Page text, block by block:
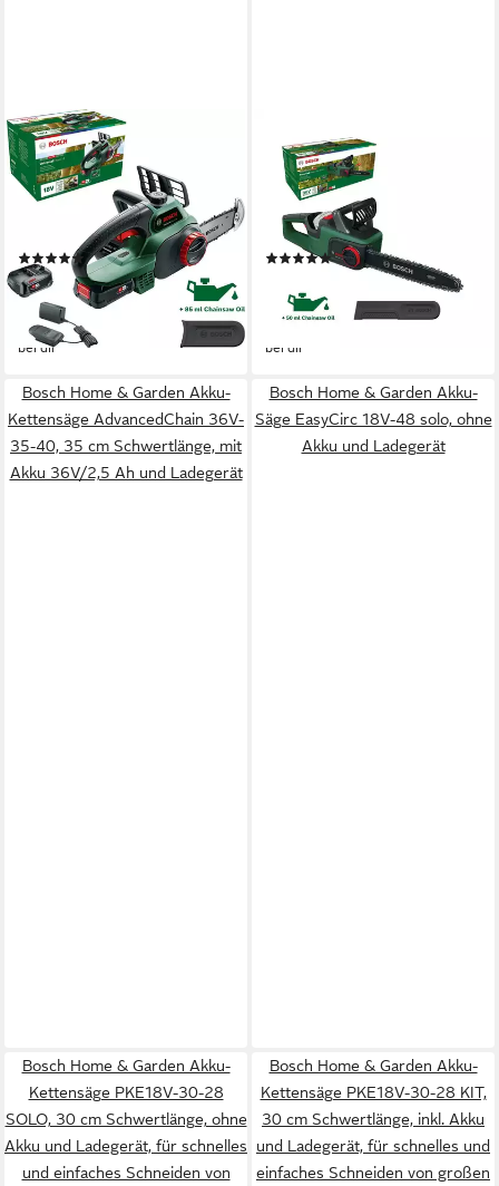
BOSCH HOME & GARDEN
Akku-Kettensäge
UniversalChain 18, 20 cm
Schwertlänge, mit Akku und
Ladegerät
(21)
168,56 € UVP234,99 €
-28%
lieferbar - am nächsten Werktag
bei dir
Akku-Kettensäge
AdvancedChain 36V-35-40,
35 cm Schwertlänge, ohne
Akku und Ladegerät
(3)
317,99 €
-28%
bei dir
Bosch Home & Garden Akku-
Kettensäge AdvancedChain 36V-
35-40, 35 cm Schwertlänge, mit
Akku 36V/2,5 Ah und Ladegerät
Bosch Home & Garden Akku-
Säge EasyCirc 18V-48 solo, ohne
Akku und Ladegerät
Bosch Home & Garden Akku-
Kettensäge PKE18V-30-28
SOLO, 30 cm Schwertlänge, ohne
Akku und Ladegerät, für schnelles
und einfaches Schneiden von
Bosch Home & Garden Akku-
Kettensäge PKE18V-30-28 KIT,
30 cm Schwertlänge, inkl. Akku
und Ladegerät, für schnelles und
einfaches Schneiden von großen